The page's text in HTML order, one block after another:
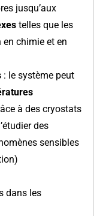
jusqu’aux
telles que les
chimie et en
: le système peut
à des cryostats
des
sensibles
dans les